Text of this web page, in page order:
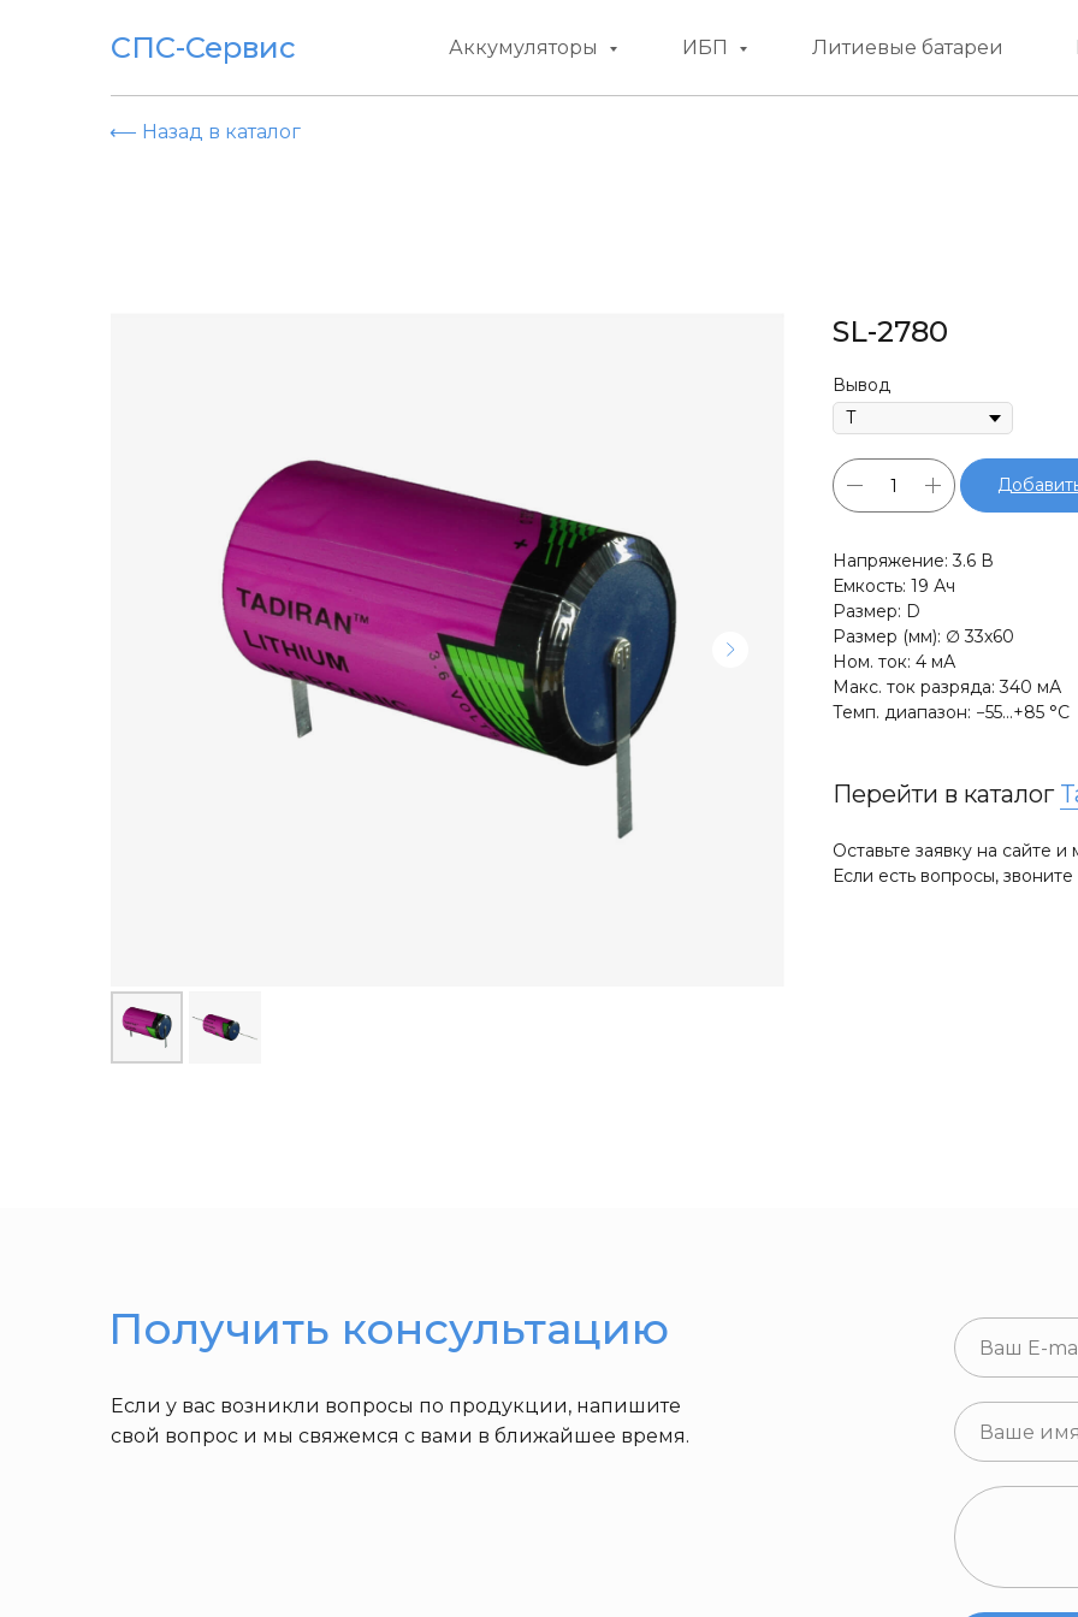
СПС-Сервис Аккумуляторы ИБП Литиевые батареи
⟵ Назад в каталог
SL-2780
Вывод
Напряжение: 3.6 В
Емкость: 19 Ач
Размер: D
Размер (мм): ∅ 33х60
Ном. ток: 4 мА
Макс. ток разряда: 340 мА
Темп. диапазон: −55…+85 °C
Перейти в каталог
Оставьте заявку на сайте
Если есть вопросы,
Если у вас возникли вопросы по продукции, напишите
свой вопрос и мы свяжемся с вами в ближайшее время.
Получить консультацию